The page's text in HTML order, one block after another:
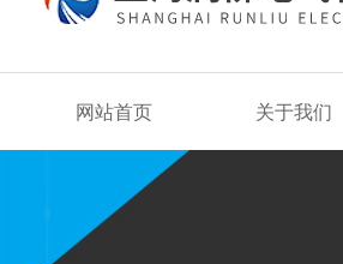
网站首页 关于我们